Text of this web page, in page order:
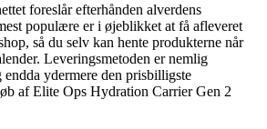
foreslår efterhånden alverdens
populære er i øjeblikket at få afleveret
så du selv kan hente produkterne når
Leveringsmetoden er nemlig
ydermere den prisbilligste
af Elite Ops Hydration Carrier Gen 2